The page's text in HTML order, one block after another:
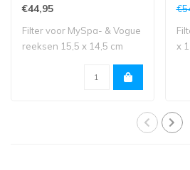
€44,95
Filter voor MySpa- & Vogue
reeksen 15,5 x 14,5 cm
x